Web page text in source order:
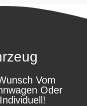
Vom
Oder